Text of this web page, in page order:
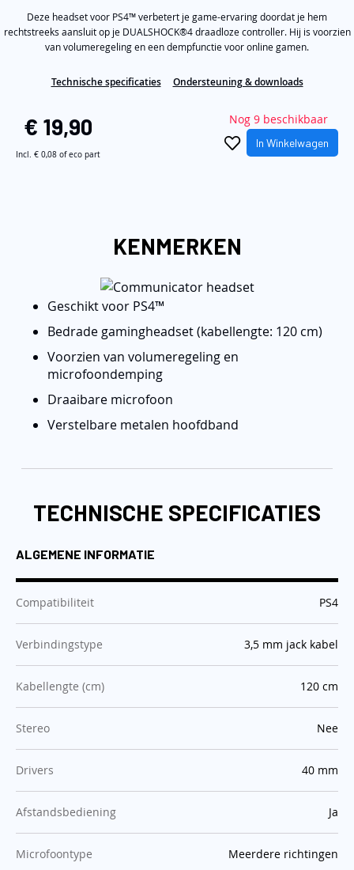
de
afbeeldingen-
stars,
average
rating
value.
2
page
link.
Deze headset voor PS4™ verbetert je game-ervaring doordat je hem
rechtstreeks aansluit op je DUALSHOCK®4 draadloze controller. Hij is voorzien
van volumeregeling en een dempfunctie voor online gamen.
Technische specificaties Ondersteuning & downloads
€ 19,90
Incl. € 0,08 of eco part
Nog 9 beschikbaar
In Winkelwagen
KENMERKEN
Geschikt voor PS4™
Bedrade gamingheadset (kabellengte: 120 cm)
Voorzien van volumeregeling en
microfoondemping
Draaibare microfoon
Verstelbare metalen hoofdband
TECHNISCHE SPECIFICATIES
ALGEMENE INFORMATIE
Compatibiliteit :PS4
Verbindingstype :3,5 mm jack kabel
Kabellengte (cm) :120 cm
Stereo :Nee
Drivers :40 mm
Afstandsbediening :Ja
Microfoontype :Meerdere richtingen